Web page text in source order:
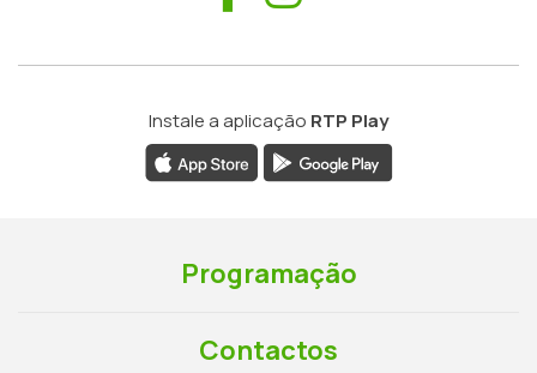
Instale a aplicação RTP Play
Programação
Contactos